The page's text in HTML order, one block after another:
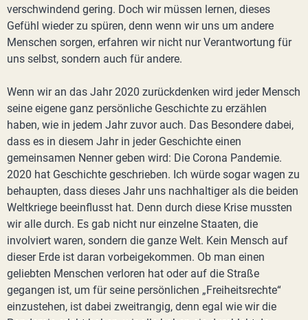
verschwindend gering. Doch wir müssen lernen, dieses
Gefühl wieder zu spüren, denn wenn wir uns um andere
Menschen sorgen, erfahren wir nicht nur Verantwortung für
uns selbst, sondern auch für andere.
Wenn wir an das Jahr 2020 zurückdenken wird jeder Mensch
seine eigene ganz persönliche Geschichte zu erzählen
haben, wie in jedem Jahr zuvor auch. Das Besondere dabei,
dass es in diesem Jahr in jeder Geschichte einen
gemeinsamen Nenner geben wird: Die Corona Pandemie.
2020 hat Geschichte geschrieben. Ich würde sogar wagen zu
behaupten, dass dieses Jahr uns nachhaltiger als die beiden
Weltkriege beeinflusst hat. Denn durch diese Krise mussten
wir alle durch. Es gab nicht nur einzelne Staaten, die
involviert waren, sondern die ganze Welt. Kein Mensch auf
dieser Erde ist daran vorbeigekommen. Ob man einen
geliebten Menschen verloren hat oder auf die Straße
gegangen ist, um für seine persönlichen „Freiheitsrechte“
einzustehen, ist dabei zweitrangig, denn egal wie wir die